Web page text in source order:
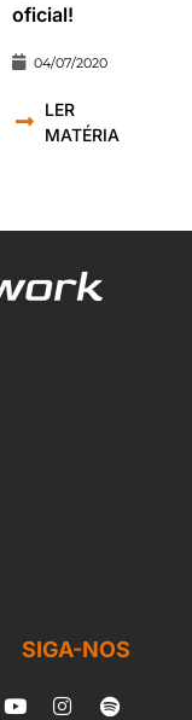
oficial!
04/07/2020
LER
MATÉRIA
SIGA-NOS